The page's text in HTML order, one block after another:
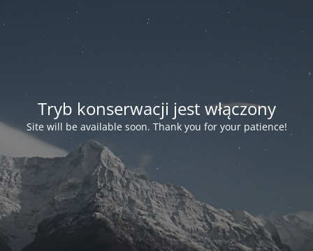
Tryb konserwacji jest włączony
Site will be available soon. Thank you for your patience!